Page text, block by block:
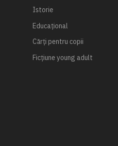
Istorie
Educațional
Cărți pentru copii
Ficțiune young adult